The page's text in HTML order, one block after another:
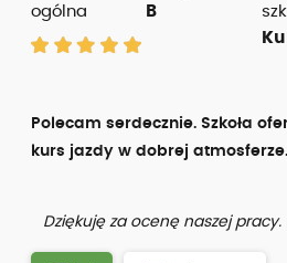
ogólna
B
Polecam serdecznie. Szkoła
kurs jazdy w dobrej atmosferze.
Dziękuję za ocenę naszej